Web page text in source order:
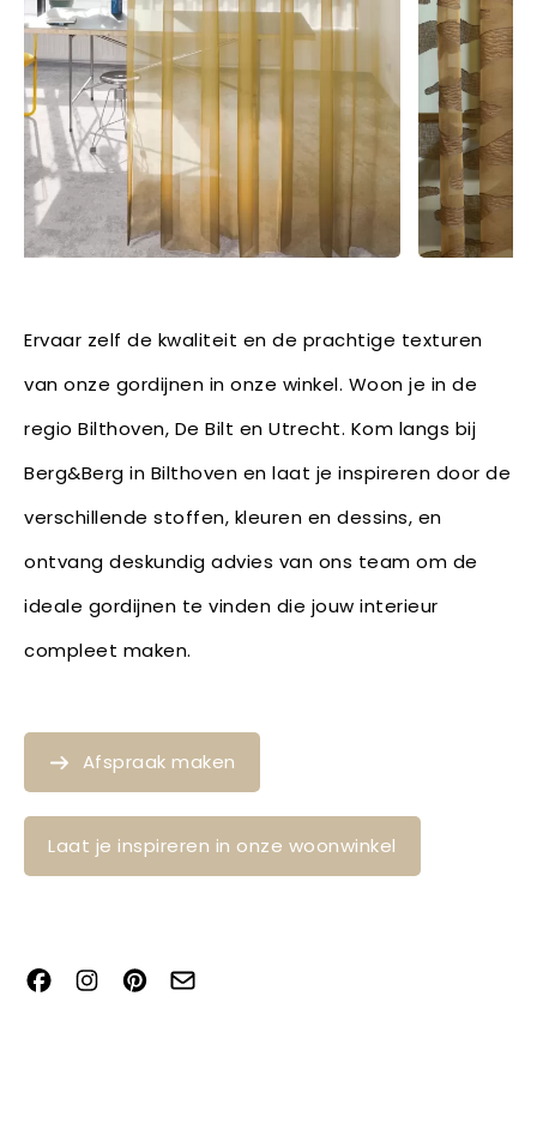
Ervaar zelf de kwaliteit en de prachtige texturen
van onze gordijnen in onze winkel. Woon je in de
regio Bilthoven, De Bilt en Utrecht. Kom langs bij
Berg&Berg in Bilthoven en laat je inspireren door de
verschillende stoffen, kleuren en dessins, en
ontvang deskundig advies van ons team om de
ideale gordijnen te vinden die jouw interieur
compleet maken.
Afspraak maken
Laat je inspireren in onze woonwinkel